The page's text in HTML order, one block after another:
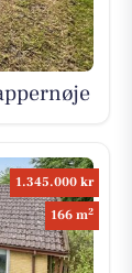
1.345.000 kr
166 m2